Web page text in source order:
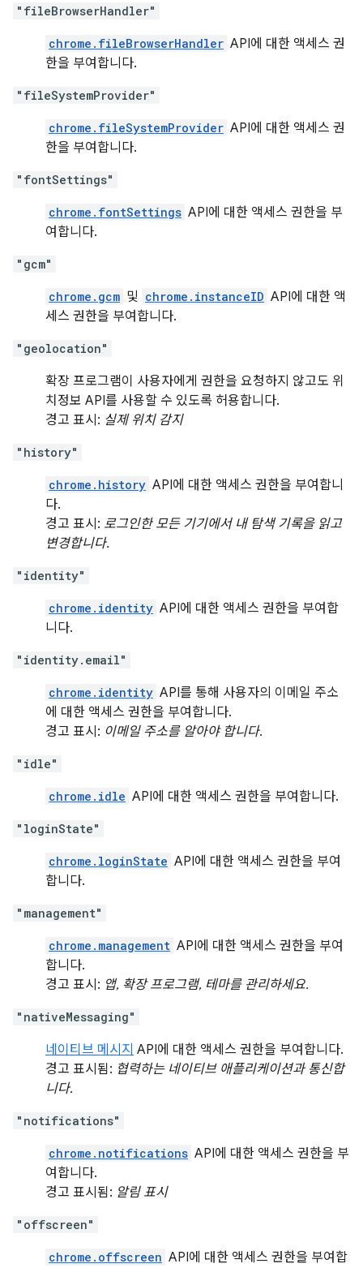
"fileBrowserHandler"
chrome.fileBrowserHandler API에 대한 액세스 권
한을 부여합니다.
"fileSystemProvider"
chrome.fileSystemProvider API에 대한 액세스 권
한을 부여합니다.
"fontSettings"
chrome.fontSettings API에 대한 액세스 권한을 부
여합니다.
"gcm"
chrome.gcm 및 chrome.instanceID API에 대한 액
세스 권한을 부여합니다.
"geolocation"
확장 프로그램이 사용자에게 권한을 요청하지 않고도 위
치정보 API를 사용할 수 있도록 허용합니다.
경고 표시: 실제 위치 감지
"history"
chrome.history API에 대한 액세스 권한을 부여합니
다.
경고 표시: 로그인한 모든 기기에서 내 탐색 기록을 읽고
변경합니다.
"identity"
chrome.identity API에 대한 액세스 권한을 부여합
니다.
"identity.email"
chrome.identity API를 통해 사용자의 이메일 주소
에 대한 액세스 권한을 부여합니다.
경고 표시: 이메일 주소를 알아야 합니다.
"idle"
chrome.idle API에 대한 액세스 권한을 부여합니다.
"loginState"
chrome.loginState API에 대한 액세스 권한을 부여
합니다.
"management"
chrome.management API에 대한 액세스 권한을 부여
합니다.
경고 표시: 앱, 확장 프로그램, 테마를 관리하세요.
"nativeMessaging"
네이티브 메시지 API에 대한 액세스 권한을 부여합니다.
경고 표시됨: 협력하는 네이티브 애플리케이션과 통신합
니다.
"notifications"
chrome.notifications API에 대한 액세스 권한을 부
여합니다.
경고 표시됨: 알림 표시
"offscreen"
chrome.offscreen API에 대한 액세스 권한을 부여합